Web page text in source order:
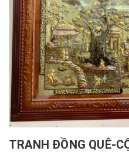
TRANH ĐỒNG QUÊ-